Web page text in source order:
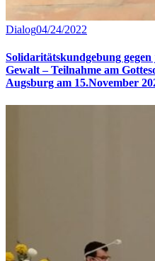
Dialog04/24/2022
Solidaritätskundgebung
Gewalt – Teilnahme am
Augsburg am 15.November